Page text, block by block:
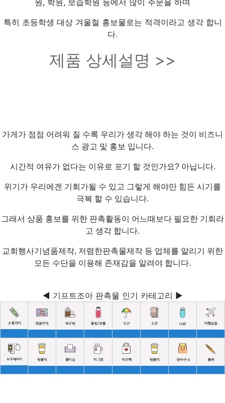
특히 초등학생 대상 겨울철 홍보물로는 적격이라고 생각 합니
다.
제품 상세설명 >>
가게가 점점 어려워 질 수록 우리가 생각 해야 하는 것이 비즈니
스 광고 및 홍보 입니다.
시간적 여유가 없다는 이유로 포기 할 것인가요? 아닙니다.
위기가 우리에겐 기회가될 수 있고 그렇게 해야만 힘든 시기를
극복 할 수 있습니다.
그래서 상품 홍보를 위한 판촉활동이 어느때보다 필요한 기회라
고 생각 합니다.
교회행사기념품제작, 저렴한판촉물제작 등 업체를 알리기 위한
모든 수단을 이용해 존재감을 알려야 합니다.
◀ 기프트조아 판촉물 인기 카테고리 ▶